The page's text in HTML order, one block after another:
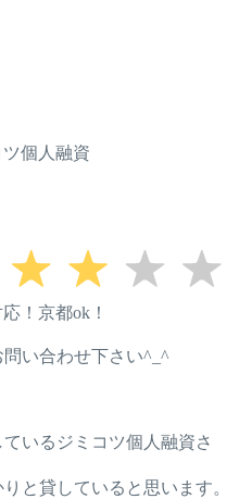
ツ個人融資
！京都ok！
い合わせ下さい^_^
いるジミコツ個人融資さ
と貸していると思います。